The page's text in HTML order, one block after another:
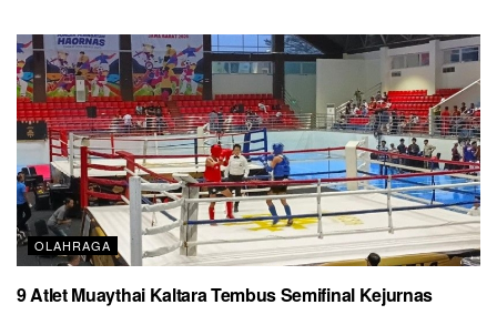
OLAHRAGA
9 Atlet Muaythai Kaltara Tembus Semifinal Kejurnas